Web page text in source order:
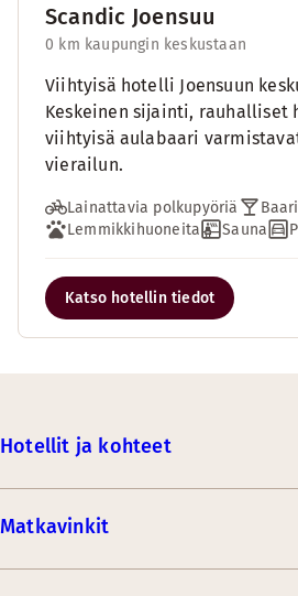
Scandic Joensuu
0 km kaupungin keskustaan
Viihtyisä hotelli Joensuun
Keskeinen sijainti, rauhalliset
viihtyisä aulabaari
vierailun.
Lainattavia polkupyöriä
Baari
Lemmikkihuoneita
Sauna
Katso hotellin tiedot
Hotellit ja kohteet
Matkavinkit